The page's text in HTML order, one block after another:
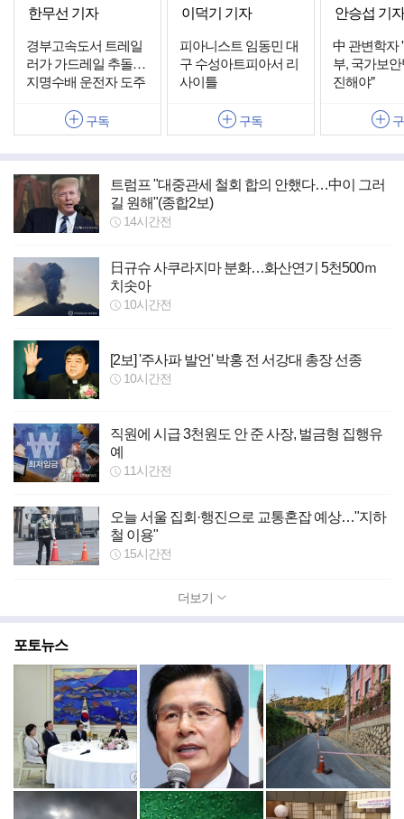
한무선 기자
경부고속도서 트레일
러가 가드레일 추돌…
지명수배 운전자 도주
구독
이덕기 기자
피아니스트 임동민 대
구 수성아트피아서 리
사이틀
구독
안승섭 기자
中 관변학자
부, 국가보
진해야"
트럼프 "대중관세 철회 합의 안했다…中이 그러
길 원해"(종합2보)
14시간전
日규슈 사쿠라지마 분화…화산연기 5천500ｍ
치솟아
10시간전
[2보] '주사파 발언' 박홍 전 서강대 총장 선종
10시간전
직원에 시급 3천원도 안 준 사장, 벌금형 집행유
예
11시간전
오늘 서울 집회·행진으로 교통혼잡 예상…"지하
철 이용"
15시간전
더보기
포토뉴스